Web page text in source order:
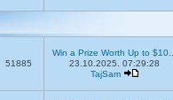
51885
Win a Prize Worth Up to $10...
23.10.2025. 07:29:28
TajSam